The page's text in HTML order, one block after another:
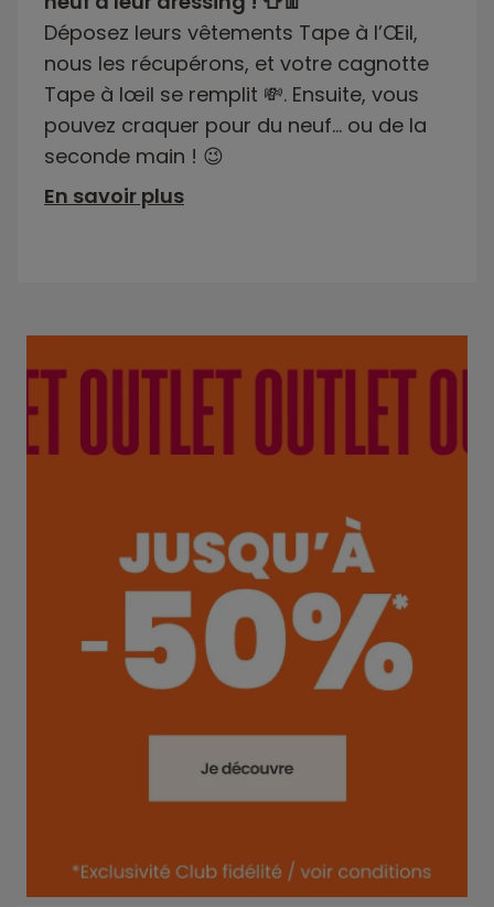
Déposez leurs vêtements Tape à l’Œil,
nous les récupérons, et votre cagnotte
Tape à lœil se remplit 💸. Ensuite, vous
pouvez craquer pour du neuf… ou de la
seconde main ! 😉
En savoir plus